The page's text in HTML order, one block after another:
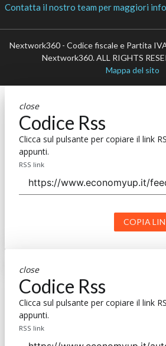
Contatta il nostro team per maggiori
Nextwork360 - Codice fiscale e Partita
Nextwork360. ALL RIGHTS
Mappa del sito
close
Codice Rss
Clicca sul pulsante per copiare il link
appunti.
RSS link
COPIA
close
Codice Rss
Clicca sul pulsante per copiare il link
appunti.
RSS link